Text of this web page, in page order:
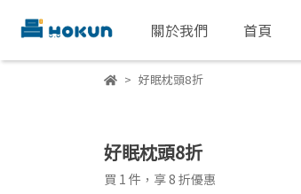
關於我們 首頁
好眠枕頭8折
好眠枕頭8折
買 1 件， 享8 折優惠